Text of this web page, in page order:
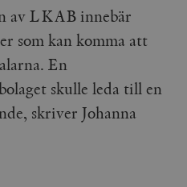
av LKAB innebär
som kan komma att
En
skulle leda till en
skriver Johanna